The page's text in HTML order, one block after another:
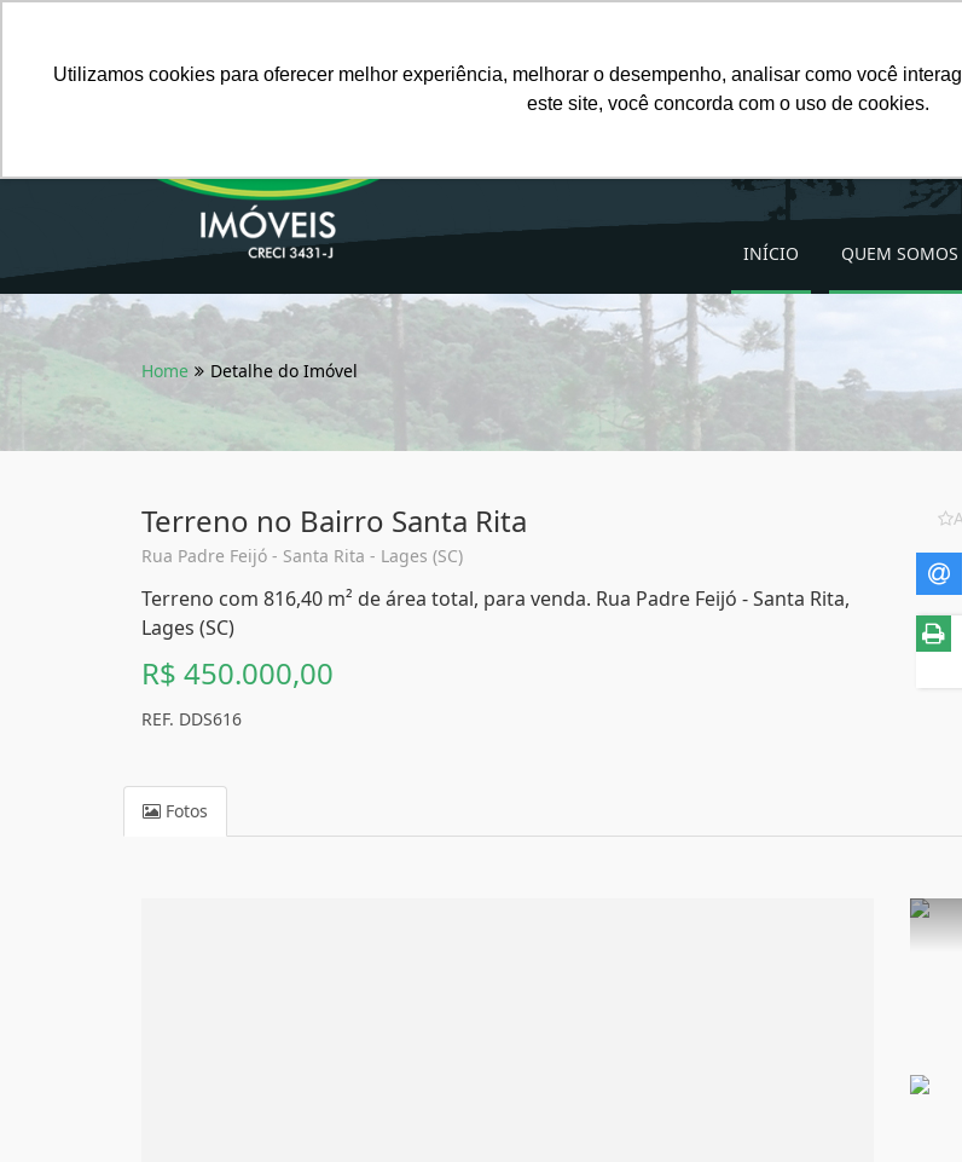
Utilizamos cookies para oferecer melhor experiência, melhorar o desempenho, analisar como você
este site, você concorda com o uso de cookies.
INÍCIO QUEM SOMOS
Home Detalhe do Imóvel
Terreno no Bairro Santa Rita
Rua Padre Feijó - Santa Rita - Lages (SC)
Terreno com 816,40 m² de área total, para venda. Rua Padre Feijó - Santa Rita,
Lages (SC)
R$ 450.000,00
REF. DDS616
Fotos